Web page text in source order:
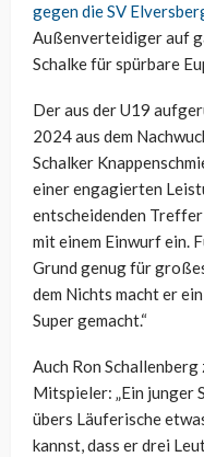
gegen die SV
Außenverteidiger auf
Schalke für spürbare
Der aus der U19
2024 aus dem
Schalker
einer engagierten
entscheidenden
mit einem Einwurf ein.
Grund genug für
dem Nichts macht er
Super gemacht.“
Auch Ron
Mitspieler: „Ein junger
übers Läuferische
kannst, dass er drei